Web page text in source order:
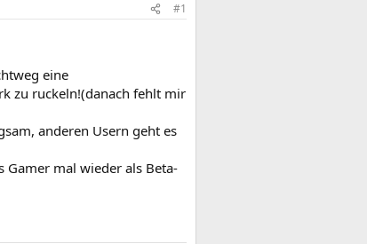
#1
eine
zu ruckeln!(danach fehlt mir
anderen Usern geht es
mal wieder als Beta-